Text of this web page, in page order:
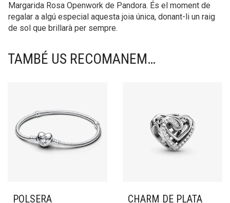
Margarida Rosa Openwork de Pandora. És el moment de
regalar a algú especial aquesta joia única, donant-li un raig
de sol que brillarà per sempre.
TAMBÉ US RECOMANEM…
POLSERA CHARM DE PLATA